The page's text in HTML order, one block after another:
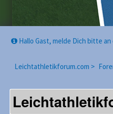
Hallo Gast, melde Dich bitte
Leichtathletikforum.com >